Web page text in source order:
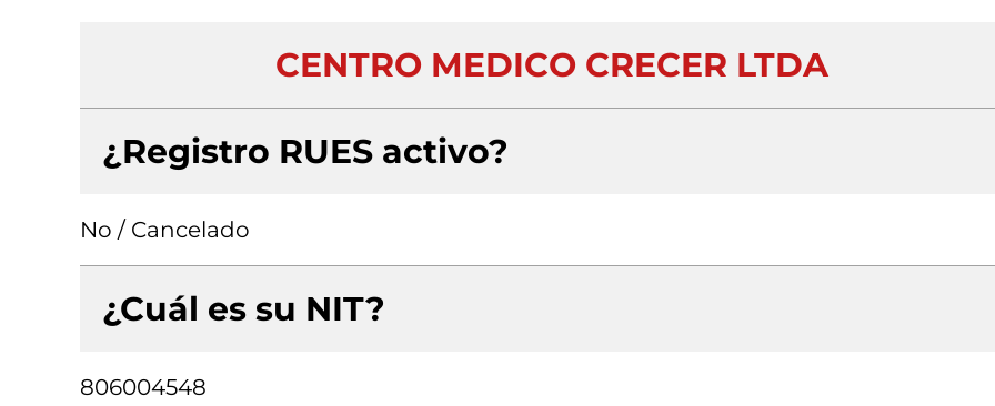
CENTRO MEDICO CRECER LTDA
¿Registro RUES activo?
No / Cancelado
¿Cuál es su NIT?
806004548